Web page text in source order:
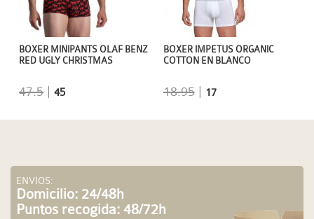
BOXER IMPETUS ORGANIC
COTTON EN BLANCO
18.95| 17
BOXER MINIPANTS OLAF BENZ
RED UGLY CHRISTMAS
47.5 |45
ENVÍOS:
Domicilio: 24/48h
Puntos recogida: 48/72h